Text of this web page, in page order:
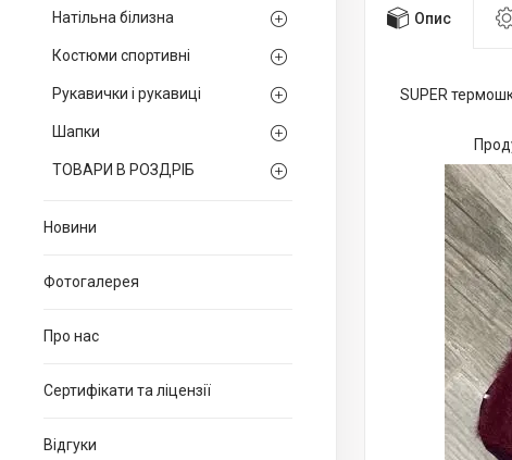
Натільна білизна
Костюми спортивні
Рукавички і рукавиці
Шапки
ТОВАРИ В РОЗДРІБ
Новини
Фотогалерея
Про нас
Сертифікати та ліцензії
Відгуки
Опис
SUPER